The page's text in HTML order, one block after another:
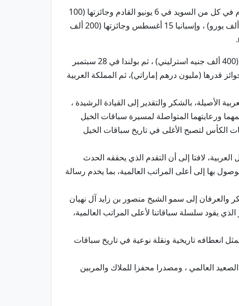
وأضافت أن السباقات ستعود مجددا إلى أوروبا عبر المحطة الإيطالية يوم 18 مايو وجائزتها (300 ألف يورو) ، وبعدها تقام في كل من السويد في 6 يونيو القادم وجائزتها (100
ألف يورو) ، وألمانيا في 6 يوليو للتنافس على جوائز قدرها (250 ألف يورو) ، وهولندا في 3 أغسطس بجوائز قدرها (100 ألف يورو) ، وإسبانيا 15 أغسطس وجائزتها (200 ألف
وأشارت إلى أنها ستقام في تركيا يوم 7 سبتمبر على جوائز قدرها (250 ألف دولار)، ثم إنجلترا في 13 سبتمبر وجوائزها (400 ألف جنيه استرليني) ، ثم بولندا في 28 سبتمبر
مصر العربية في 25 أكتوبر وجوائزها(500 ألف درهم)، وليبيا في 26 أكتوبر على جوائز قدرها (مليون درهم إماراتي)، ثم المملكة العربية
بالشكر والتقدير إلى القيادة الرشيدة ،
ورعايتهما المتواصلة لمسيرة سباقات الخيل
الكأس لتصبح الأغلى في تاريخ سباقات الخيل
الملاك والمربين للخيل العربية، لافتا إلى أن التقدم الذي يحققه الحدث
بها إلى أعلى المراتب العالمية، بما يخدم رسالة
إلى سمو الشيخ منصور بن زايد آل نهيان
يقود سلسلة سباقاتنا لأعلى المراتب العالمية،
تمثل انعطافه تاريخية ونقلة نوعية في تاريخ سباقات
العالمي ، ومصدرا محفزا للملاك والمربين